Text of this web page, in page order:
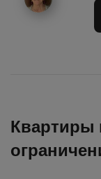
Квартиры